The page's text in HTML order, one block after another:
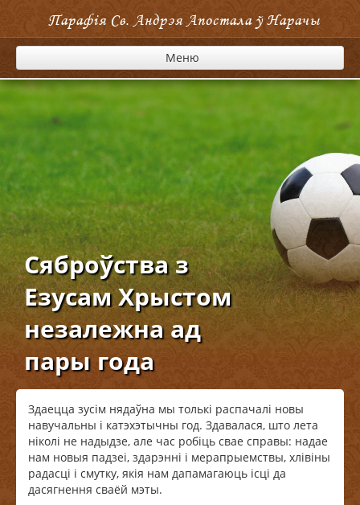
Парафія Cв. Андрэя Апостала ў Нарачы
Меню
Сяброўства з
Езусам Хрыстом
незалежна ад
пары года
Здаецца зусім нядаўна мы толькі распачалі новы
навучальны і катэхэтычны год. Здавалася, што лета
ніколі не надыдзе, але час робіць свае справы: надае
нам новыя падзеі, здарэнні і мерапрыемствы, хлівіны
радасці і смутку, якія нам дапамагаюць ісці да
дасягнення сваёй мэты.